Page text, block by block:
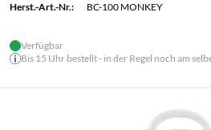
Herst.-Art.-Nr.:
BC-100 MONKEY
Verfügbar
Bis 15 Uhr bestellt - in der Regel noch am